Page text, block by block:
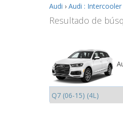
Audi › Audi : Intercooler
Resultado de